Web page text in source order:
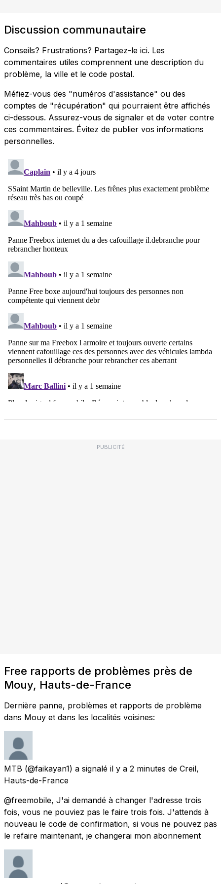
Discussion communautaire
Conseils? Frustrations? Partagez-le ici. Les
commentaires utiles comprennent une description du
problème, la ville et le code postal.
Méfiez-vous des "numéros d'assistance" ou des
comptes de "récupération" qui pourraient être affichés
ci-dessous. Assurez-vous de signaler et de voter contre
ces commentaires. Évitez de publier vos informations
personnelles.
PUBLICITÉ
Free rapports de problèmes près de
Mouy, Hauts-de-France
Dernière panne, problèmes et rapports de problème
dans Mouy et dans les localités voisines:
MTB (@faikayan1) a signalé il y a 2 minutes de Creil,
Hauts-de-France
@freemobile, J'ai demandé à changer l'adresse trois
fois, vous ne pouviez pas le faire trois fois. J'attends à
nouveau le code de confirmation, si vous ne pouvez pas
le refaire maintenant, je changerai mon abonnement